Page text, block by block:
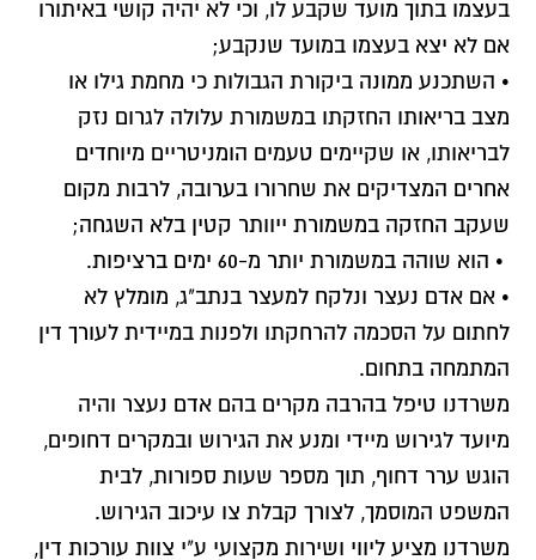
בעצמו בתוך מועד שקבע לו, וכי לא יהיה קושי באיתורו
אם לא יצא בעצמו במועד שנקבע;
• השתכנע ממונה ביקורת הגבולות כי מחמת גילו או
מצב בריאותו החזקתו במשמורת עלולה לגרום נזק
לבריאותו, או שקיימים טעמים הומניטריים מיוחדים
אחרים המצדיקים את שחרורו בערובה, לרבות מקום
שעקב החזקה במשמורת ייוותר קטין בלא השגחה;
• הוא שוהה במשמורת יותר מ-60 ימים ברציפות.
• אם אדם נעצר ונלקח למעצר בנתב"ג, מומלץ לא
לחתום על הסכמה להרחקתו ולפנות במיידית לעורך דין
המתמחה בתחום.
משרדנו טיפל בהרבה מקרים בהם אדם נעצר והיה
מיועד לגירוש מיידי ומנע את הגירוש ובמקרים דחופים,
הוגש ערר דחוף, תוך מספר שעות ספורות, לבית
המשפט המוסמך, לצורך קבלת צו עיכוב הגירוש.
משרדנו מציע ליווי ושירות מקצועי ע"י צוות עורכות דין,